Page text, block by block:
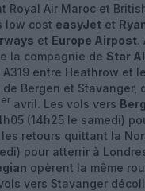
Royal Air Maroc et
low cost easyJet et
et Europe Airpost.
la compagnie de Star
entre Heathrow et
Bergen et Stavanger,
er avril. Les vols vers
(14h25 le samedi)
les retours quittant la
pour atterrir à
opèrent la même
vers Stavanger